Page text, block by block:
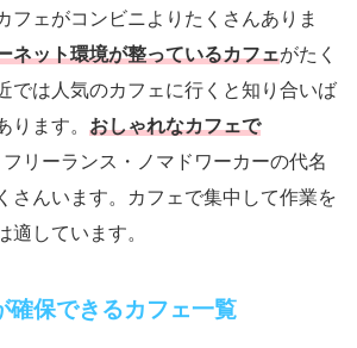
フェがコンビニよりたくさんありま
ネット環境が整っているカフェがたく
では人気のカフェに行くと知り合いば
ります。 おしゃれなカフェで
リーランス・ノマドワーカーの代名
さんいます。カフェで集中して作業を
適しています。
確保できるカフェ一覧